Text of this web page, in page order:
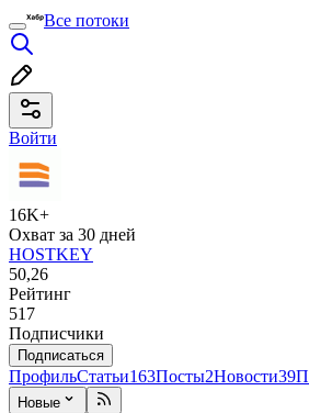
Все потоки
Войти
16K+
Охват за 30 дней
HOSTKEY
50,26
Рейтинг
517
Подписчики
Подписаться
ПрофильСтатьи163Посты2Новости39
Новые